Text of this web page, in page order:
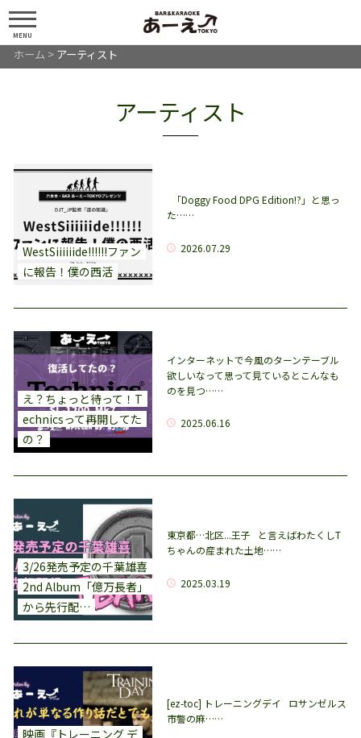
MENU
ホーム > アーティスト
アーティスト
WestSiiiiiide!!!!!!ファン
に報告！僕の西活
「Doggy Food DPG Edition!?」と思っ
た……
2026.07.29
え？ちょっと待って！T
echnicsって再開してた
の？
インターネットで今風のターンテーブル
欲しいなって思って見ているとこんなも
のを見つ……
2025.06.16
3/26発売予定の千葉雄喜
2nd Album「億万長者」
から先行配…
東京都…北区...王子 と言えばわたくしT
ちゃんの産まれた土地……
2025.03.19
映画『トレーニング デ
[ez-toc] トレーニングデイ ロサンゼルス
市警の麻……